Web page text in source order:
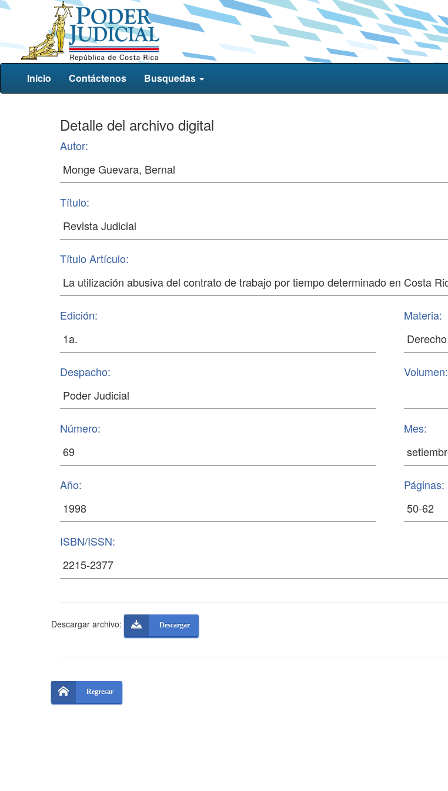
Inicio Contáctenos Busquedas
Detalle del archivo digital
Autor:
Título:
Título Artículo:
Edición: Materia:
Despacho: Volumen:
Número: Mes:
Año: Páginas:
ISBN/ISSN:
Descargar archivo: Descargar
Regresar